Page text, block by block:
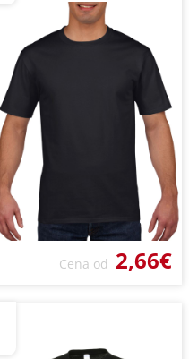
Cena od 2,66€